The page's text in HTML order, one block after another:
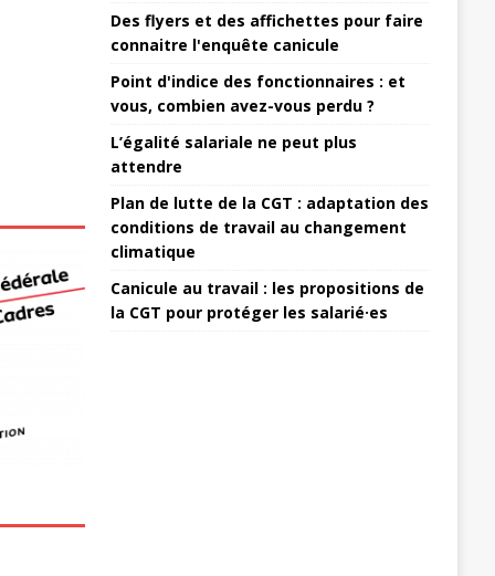
Des flyers et des affichettes pour faire
connaitre l'enquête canicule
Point d'indice des fonctionnaires : et
vous, combien avez-vous perdu ?
L’égalité salariale ne peut plus
attendre
Plan de lutte de la CGT : adaptation des
conditions de travail au changement
climatique
Canicule au travail : les propositions de
la CGT pour protéger les salarié·es